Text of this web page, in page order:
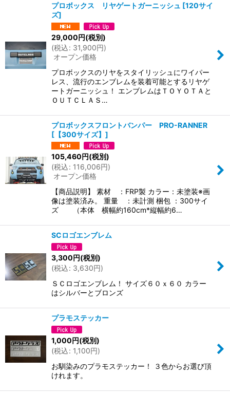
プロボックス リヤゲートガーニッシュ [120サイ
ズ]
29,000円(税別)
(税込: 31,900円)
オープン価格
プロボックスのリヤをスタイリッシュにワイパー
レス、流行のエンブレムを装着可能とするリヤゲ
ートガーニッシュ！ エンブレムはＴＯＹＯＴＡと
ＯＵＴＣＬＡＳ…
プロボックスフロントバンパー PRO-RANNER
[ 【300サイズ】 ]
105,460円(税別)
(税込: 116,006円)
オープン価格
【商品説明】 素材 ：FRP製 カラー：未塗装※画
像は塗装済み。 重量 ：未計測 梱包 ：300サイ
ズ （本体 横幅約160cm*縦幅約6…
SCロゴエンブレム
3,300円(税別)
(税込: 3,630円)
ＳＣロゴエンブレム！ サイズ６０ｘ６０ カラー
はシルバーとブロンズ
プラモステッカー
1,000円(税別)
(税込: 1,100円)
お馴染みのプラモステッカー！ ３色からお選び頂
けれます。